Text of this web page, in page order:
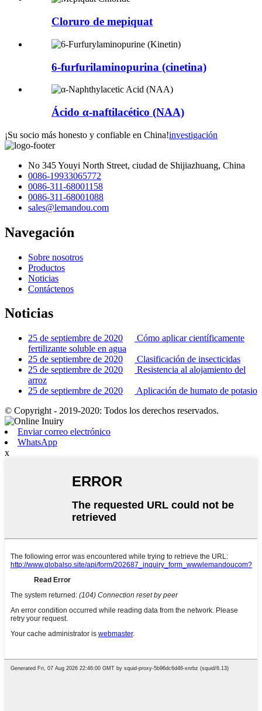
Cloruro de mepiquat
6-furfurilaminopurina (cinetina)
Ácido α-naftilacético (NAA)
¡Su socio más honesto y confiable en China!investigación
No 345 Youyi North Street, ciudad de Shijiazhuang, China
0086-19933065772
0086-311-68001158
0086-311-68001088
sales@lemandou.com
Navegación
Sobre nosotros
Productos
Noticias
Contáctenos
Noticias
25 de septiembre de 2020
Cómo aplicar científicamente
fertilizante soluble en agua
25 de septiembre de 2020
Clasificación de insecticidas
25 de septiembre de 2020
Resistencia al alojamiento del
arroz
25 de septiembre de 2020
Aplicación de humato de potasio
© Copyright - 2019-2020: Todos los derechos reservados.
Enviar correo electrónico
WhatsApp
x